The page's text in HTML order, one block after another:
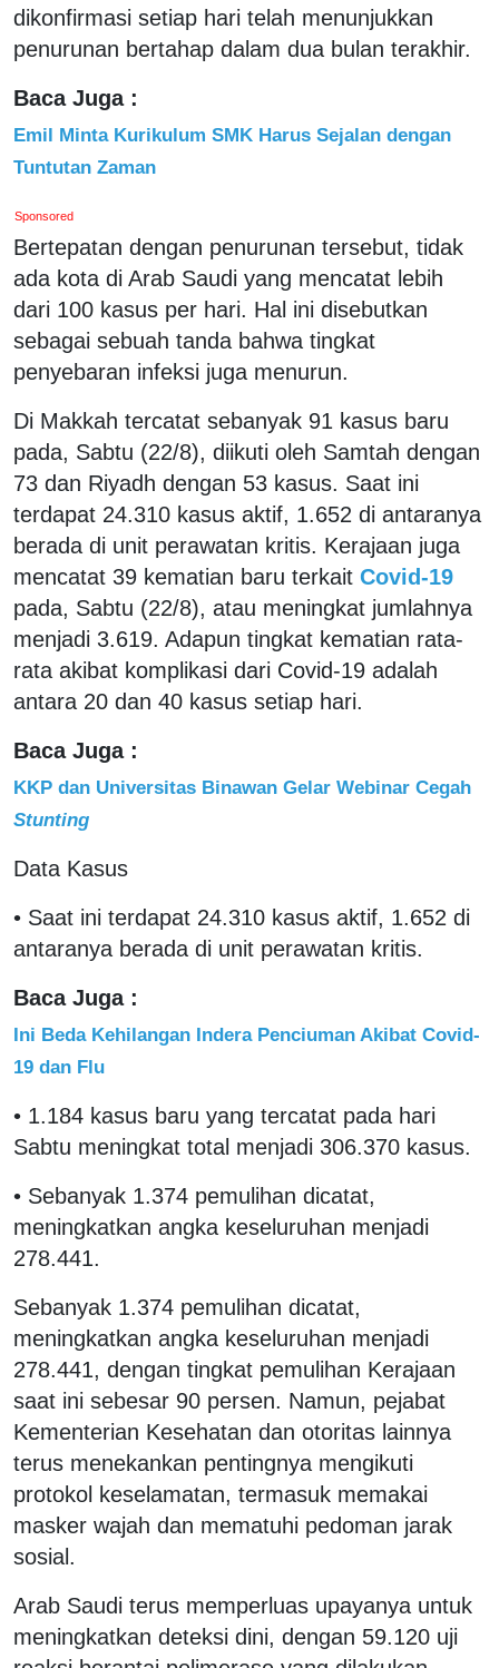
dikonfirmasi setiap hari telah menunjukkan
penurunan bertahap dalam dua bulan terakhir.
Baca Juga :
Emil Minta Kurikulum SMK Harus Sejalan dengan
Tuntutan Zaman
Sponsored
Bertepatan dengan penurunan tersebut, tidak
ada kota di Arab Saudi yang mencatat lebih
dari 100 kasus per hari. Hal ini disebutkan
sebagai sebuah tanda bahwa tingkat
penyebaran infeksi juga menurun.
Di Makkah tercatat sebanyak 91 kasus baru
pada, Sabtu (22/8), diikuti oleh Samtah dengan
73 dan Riyadh dengan 53 kasus. Saat ini
terdapat 24.310 kasus aktif, 1.652 di antaranya
berada di unit perawatan kritis. Kerajaan juga
mencatat 39 kematian baru terkait Covid-19
pada, Sabtu (22/8), atau meningkat jumlahnya
menjadi 3.619. Adapun tingkat kematian rata-
rata akibat komplikasi dari Covid-19 adalah
antara 20 dan 40 kasus setiap hari.
Baca Juga :
KKP dan Universitas Binawan Gelar Webinar Cegah
Stunting
Data Kasus
• Saat ini terdapat 24.310 kasus aktif, 1.652 di
antaranya berada di unit perawatan kritis.
Baca Juga :
Ini Beda Kehilangan Indera Penciuman Akibat Covid-
19 dan Flu
• 1.184 kasus baru yang tercatat pada hari
Sabtu meningkat total menjadi 306.370 kasus.
• Sebanyak 1.374 pemulihan dicatat,
meningkatkan angka keseluruhan menjadi
278.441.
Sebanyak 1.374 pemulihan dicatat,
meningkatkan angka keseluruhan menjadi
278.441, dengan tingkat pemulihan Kerajaan
saat ini sebesar 90 persen. Namun, pejabat
Kementerian Kesehatan dan otoritas lainnya
terus menekankan pentingnya mengikuti
protokol keselamatan, termasuk memakai
masker wajah dan mematuhi pedoman jarak
sosial.
Arab Saudi terus memperluas upayanya untuk
meningkatkan deteksi dini, dengan 59.120 uji